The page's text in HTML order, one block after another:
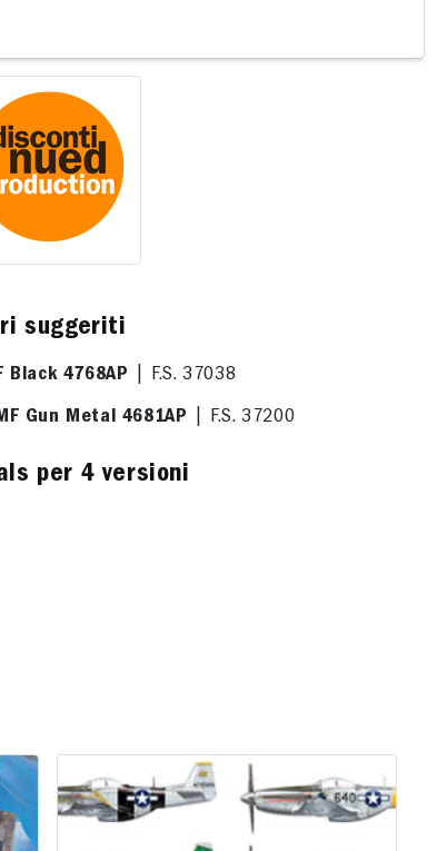
suggeriti
Black 4768AP | F.S. 37038
Gun Metal 4681AP | F.S. 37200
per 4 versioni